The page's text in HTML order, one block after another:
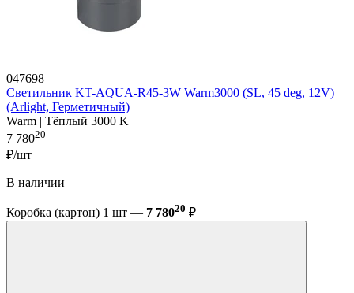
047698
Светильник KT-AQUA-R45-3W Warm3000 (SL, 45 deg, 12V)
(Arlight, Герметичный)
Warm | Тёплый 3000 K
7 78020
₽/шт
В наличии
Коробка (картон) 1 шт — 7 78020 ₽